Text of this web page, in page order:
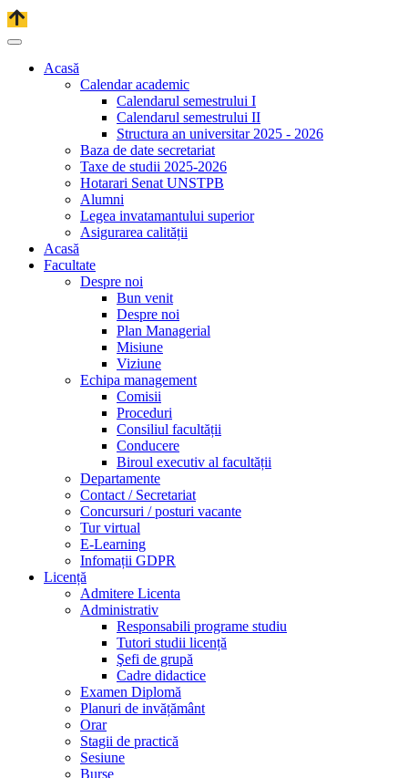
Acasă
Calendar academic
Calendarul semestrului I
Calendarul semestrului II
Structura an universitar 2025 - 2026
Baza de date secretariat
Taxe de studii 2025-2026
Hotarari Senat UNSTPB
Alumni
Legea invatamantului superior
Asigurarea calității
Acasă
Facultate
Despre noi
Bun venit
Despre noi
Plan Managerial
Misiune
Viziune
Echipa management
Comisii
Proceduri
Consiliul facultății
Conducere
Biroul executiv al facultății
Departamente
Contact / Secretariat
Concursuri / posturi vacante
Tur virtual
E-Learning
Infomații GDPR
Licență
Admitere Licenta
Administrativ
Responsabili programe studiu
Tutori studii licență
Şefi de grupă
Cadre didactice
Examen Diplomă
Planuri de invățământ
Orar
Stagii de practică
Sesiune
Burse